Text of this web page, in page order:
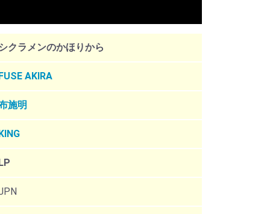
シクラメンのかほりから
FUSE AKIRA
施明
KING
LP